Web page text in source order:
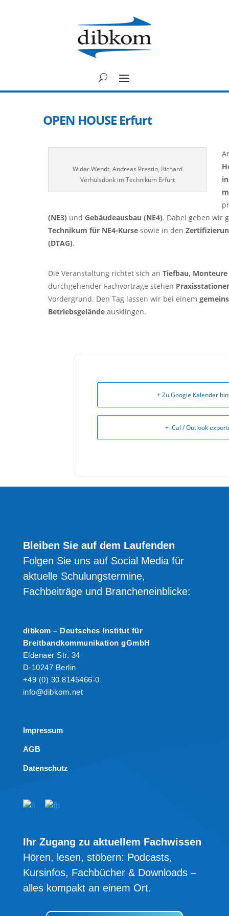
OPEN HOUSE Erfurt
Widar Wendt, Andreas Prestin, Richard
Verhülsdonk im Technikum Erfurt
(NE3) und Gebäudeausbau (NE4). Dabei geben wir
Technikum für NE4-Kurse sowie in den
(DTAG).
Die Veranstaltung richtet sich an Tiefbau,
durchgehender Fachvorträge stehen
Vordergrund. Den Tag lassen wir bei einem
Betriebsgelände ausklingen.
+ Zu Google Kalender
+ iCal / Outlook
Bleiben Sie auf dem Laufenden
Folgen Sie uns auf Social Media für
aktuelle Schulungstermine,
Fachbeiträge und Brancheneinblicke:
dibkom – Deutsches Institut für
Breitbandkommunikation gGmbH
Eldenaer Str. 34
D-10247 Berlin
+49 (0) 30 8145466-0
info@dibkom.net
Impressum
AGB
Datenschutz
Ihr Zugang zu aktuellem Fachwissen
Hören, lesen, stöbern: Podcasts,
Kursinfos, Fachbücher & Downloads –
alles kompakt an einem Ort.